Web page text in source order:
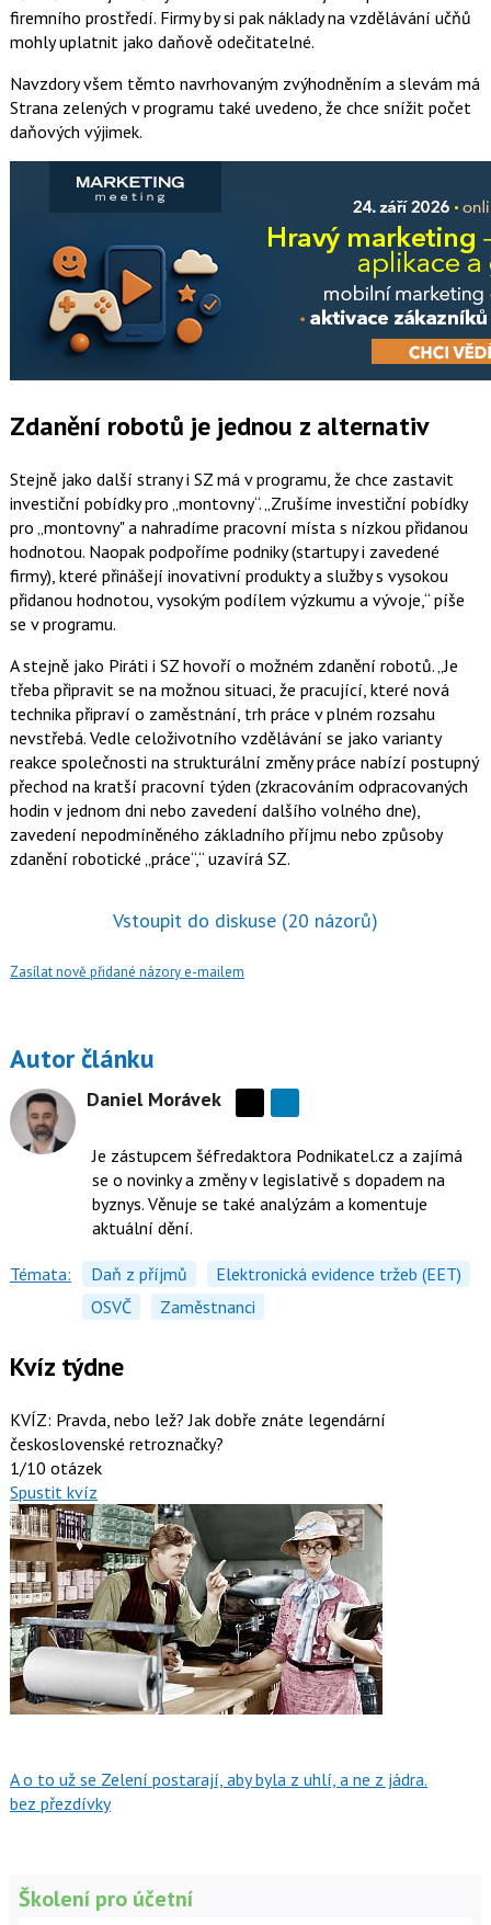
firemního prostředí. Firmy by si pak náklady na vzdělávání učňů
mohly uplatnit jako daňově odečitatelné.
Navzdory všem těmto navrhovaným zvýhodněním a slevám má
Strana zelených v programu také uvedeno, že chce snížit počet
daňových výjimek.
Zdanění robotů je jednou z alternativ
Stejně jako další strany i SZ má v programu, že chce zastavit
investiční pobídky pro „montovny“. Zrušíme investiční pobídky
pro „montovny" a nahradíme pracovní místa s nízkou přidanou
hodnotou. Naopak podpoříme podniky (startupy i zavedené
firmy), které přinášejí inovativní produkty a služby s vysokou
přidanou hodnotou, vysokým podílem výzkumu a vývoje, píše
se v programu.
A stejně jako Piráti i SZ hovoří o možném zdanění robotů. Je
třeba připravit se na možnou situaci, že pracující, které nová
technika připraví o zaměstnání, trh práce v plném rozsahu
nevstřebá. Vedle celoživotního vzdělávání se jako varianty
reakce společnosti na strukturální změny práce nabízí postupný
přechod na kratší pracovní týden (zkracováním odpracovaných
hodin v jednom dni nebo zavedení dalšího volného dne),
zavedení nepodmíněného základního příjmu nebo způsoby
zdanění robotické „práce“, uzavírá SZ.
Vstoupit do diskuse (20 názorů)
Zasílat nově přidané názory e-mailem
Autor článku
Daniel Morávek
síti
X
Je zástupcem šéfredaktora Podnikatel.cz a zajímá
se o novinky a změny v legislativě s dopadem na
byznys. Věnuje se také analýzám a komentuje
aktuální dění.
Témata: Daň z příjmů
Elektronická evidence tržeb (EET)
OSVČ
Zaměstnanci
Kvíz týdne
KVÍZ: Pravda, nebo lež? Jak dobře znáte legendární
československé retroznačky?
1/10 otázek
Spustit kvíz
A o to už se Zelení postarají, aby byla z uhlí, a ne z jádra.
bez přezdívky
Školení pro účetní